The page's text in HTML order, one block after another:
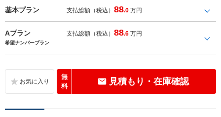
基本プラン 支払総額（税込）88.0 万円
Aプラン 支払総額（税込）88.6 万円
希望ナンバープラン
無
料
見積もり・在庫確認